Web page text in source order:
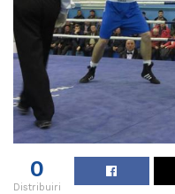
0
Distribuiri